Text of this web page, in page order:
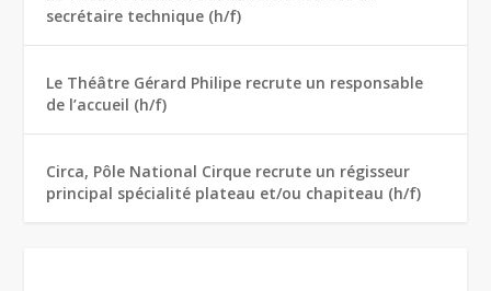
secrétaire technique (h/f)
Le Théâtre Gérard Philipe recrute un responsable
de l’accueil (h/f)
Circa, Pôle National Cirque recrute un régisseur
principal spécialité plateau et/ou chapiteau (h/f)